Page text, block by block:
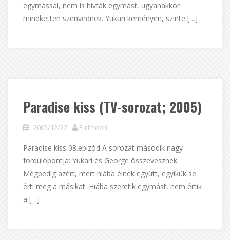
egymással, nem is hívták egymást, ugyanakkor
mindketten szenvednek. Yukari keményen, szinte […]
Paradise kiss (TV-sorozat; 2005)
2005/12/22 Fullmoon
Paradise kiss 08.epizód A sorozat második nagy
fordulópontja: Yukari és George összevesznek.
Mégpedig azért, mert hiába élnek együtt, egyikük se
érti meg a másikat. Hiába szeretik egymást, nem értik
a […]